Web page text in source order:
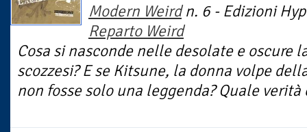
Modern Weirdn. 6 - Edizioni
Reparto Weird
Cosa si nasconde nelle desolate e oscure
scozzesi? E se Kitsune, la donna volpe
non fosse solo una leggenda? Quale